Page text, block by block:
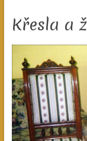
Křesla a